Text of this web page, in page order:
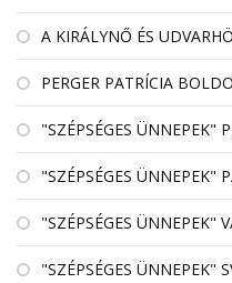
A KIRÁLYNŐ ÉS
PERGER PATRÍCIA
"SZÉPSÉGES ÜNNEPEK"
"SZÉPSÉGES ÜNNEPEK"
"SZÉPSÉGES ÜNNEPEK"
"SZÉPSÉGES ÜNNEPEK"